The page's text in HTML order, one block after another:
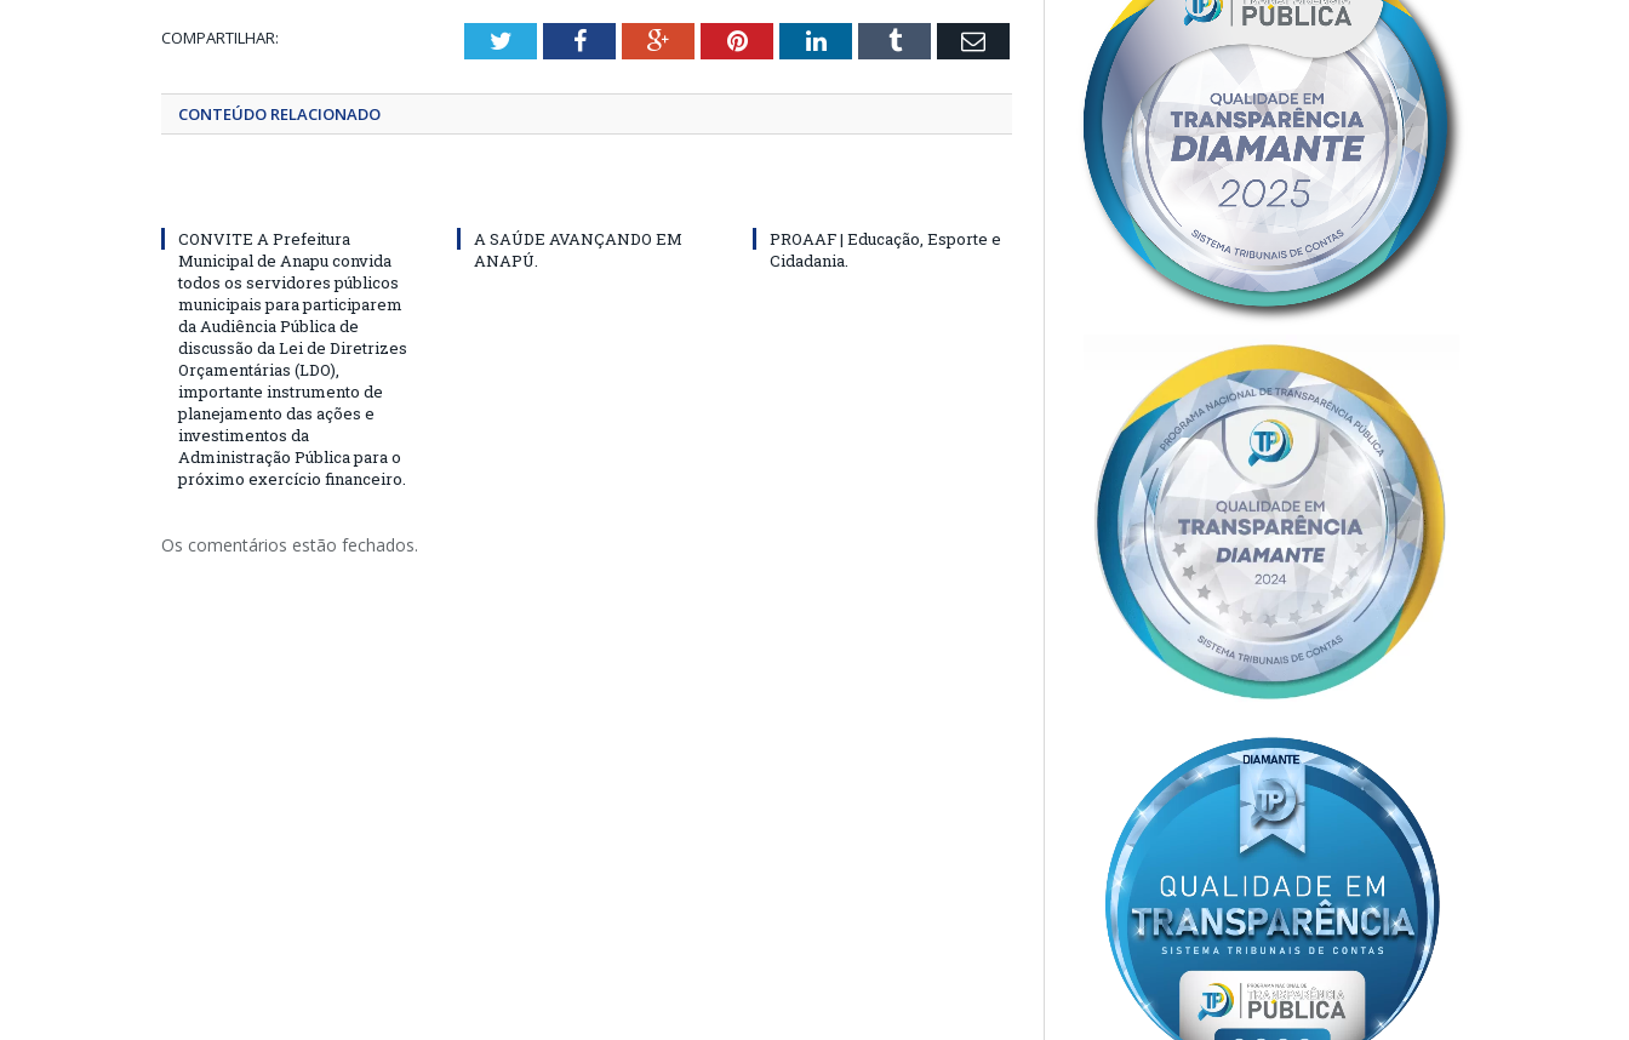
COMPARTILHAR: TwitterFacebookGoogle+PinterestLinkedInTumblr Email
CONTEÚDO RELACIONADO
CONVITE A Prefeitura
Municipal de Anapu convida
todos os servidores públicos
municipais para participarem
da Audiência Pública de
discussão da Lei de Diretrizes
Orçamentárias (LDO),
importante instrumento de
planejamento das ações e
investimentos da
Administração Pública para o
próximo exercício financeiro.
A SAÚDE AVANÇANDO EM
ANAPÚ.
PROAAF | Educação, Esporte e
Cidadania.
Os comentários estão fechados.